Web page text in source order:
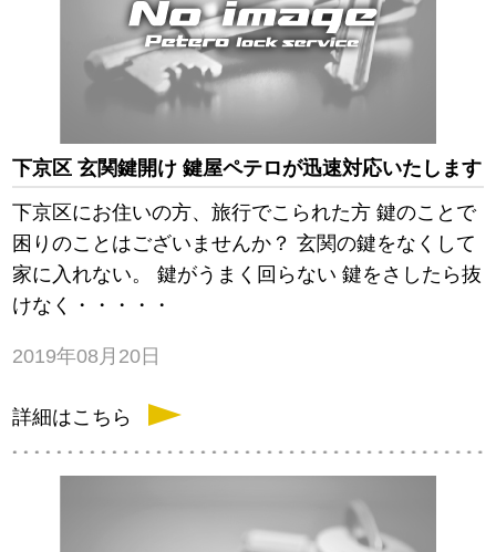
下京区 玄関鍵開け 鍵屋ペテロが迅速対応いたします
下京区にお住いの方、旅行でこられた方 鍵のことで
困りのことはございませんか？ 玄関の鍵をなくして
家に入れない。 鍵がうまく回らない 鍵をさしたら抜
けなく・・・・・
2019年08月20日
詳細はこちら